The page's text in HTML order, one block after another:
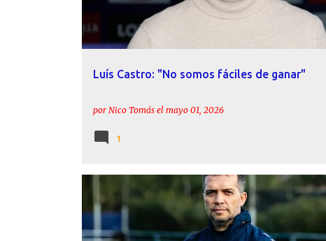
Luís Castro: "No somos fáciles de ganar"
por Nico Tomás el mayo 01, 2026
1
ACTUALIDAD ESTADÍSTICAS INFORME LEVANTE UD